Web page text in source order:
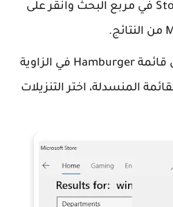
اكتب Store في مربع البحث وانقر على
انقر فوق قائمة Hamburger في الزاوية
المنسدلة، اختر التنزيلات